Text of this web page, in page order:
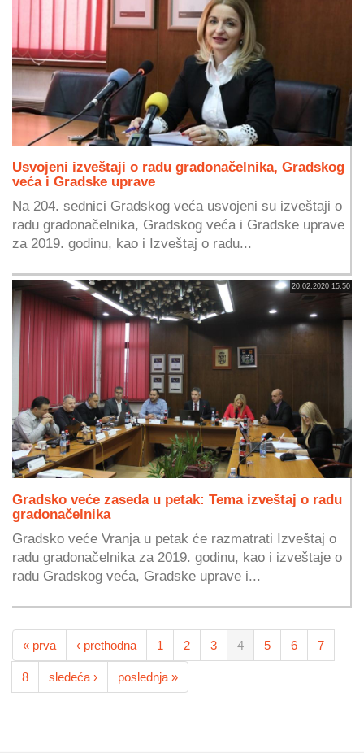
Usvojeni izveštaji o radu gradonačelnika, Gradskog
veća i Gradske uprave
Na 204. sednici Gradskog veća usvojeni su izveštaji o
radu gradonačelnika, Gradskog veća i Gradske uprave
za 2019. godinu, kao i Izveštaj o radu...
20.02.2020 15:50
Gradsko veće zaseda u petak: Tema izveštaj o radu
gradonačelnika
Gradsko veće Vranja u petak će razmatrati Izveštaj o
radu gradonačelnika za 2019. godinu, kao i izveštaje o
radu Gradskog veća, Gradske uprave i...
« prva ‹ prethodna 1 2 3 4 5 6 7
8 sledeća › poslednja »